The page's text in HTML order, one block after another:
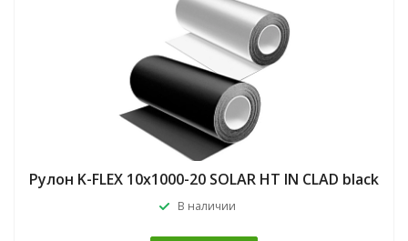
Рулон K-FLEX 10x1000-20 SOLAR HT IN CLAD black
В наличии